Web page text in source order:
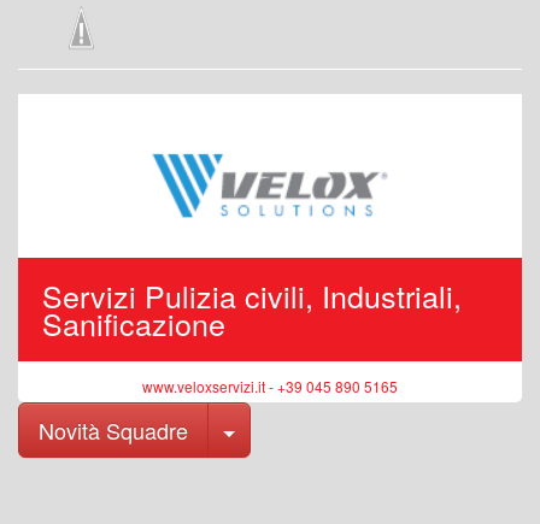
Servizi Pulizia civili, Industriali,
Sanificazione
www.veloxservizi.it - +39 045 890 5165
Novità Squadre Toggle Dropdown